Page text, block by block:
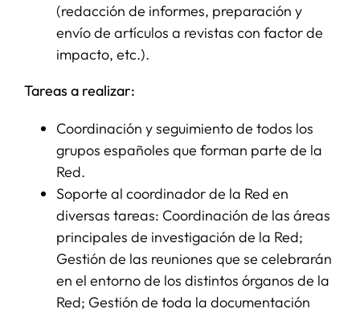
(redacción de informes, preparación y
envío de artículos a revistas con factor de
impacto, etc.).
Tareas a realizar:
Coordinación y seguimiento de todos los
grupos españoles que forman parte de la
Red.
Soporte al coordinador de la Red en
diversas tareas: Coordinación de las áreas
principales de investigación de la Red;
Gestión de las reuniones que se celebrarán
en el entorno de los distintos órganos de la
Red; Gestión de toda la documentación